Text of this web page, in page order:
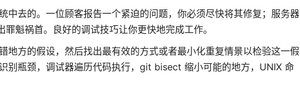
去的。一位顾客报告一个紧迫的问题，你必须尽快将其修复；服务器
魁祸首。良好的调试技巧让你更快地完成工作。
方的假设，然后找出最有效的方式或者最小化重复情景以检验这一假
别瓶颈，调试器遍历代码执行，git bisect 缩小可能的地方，UNIX 命